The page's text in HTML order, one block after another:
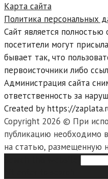
Карта сайта
Политика персональных
Сайт является
посетители могут
бывает так, что
первоисточники либо
Администрация сайта
ответственность за
Created by https://
Copyright 2026 © При
публикацию необходимо
на статью, размещенную